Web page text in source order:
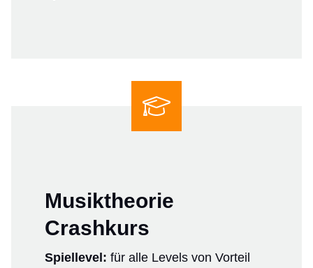
Musiktheorie
Crashkurs
Spiellevel: für alle Levels von Vorteil